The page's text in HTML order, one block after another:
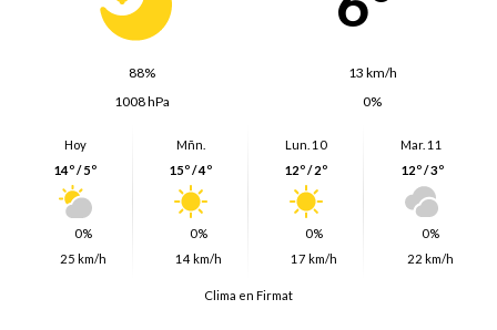
88%
13 km/h
1008 hPa
0%
Hoy
14º / 5º
0%
25 km/h
Mñn.
15º / 4º
0%
14 km/h
Lun. 10
12º / 2º
0%
17 km/h
Mar. 11
12º / 3º
0%
22 km/h
Clima en Firmat